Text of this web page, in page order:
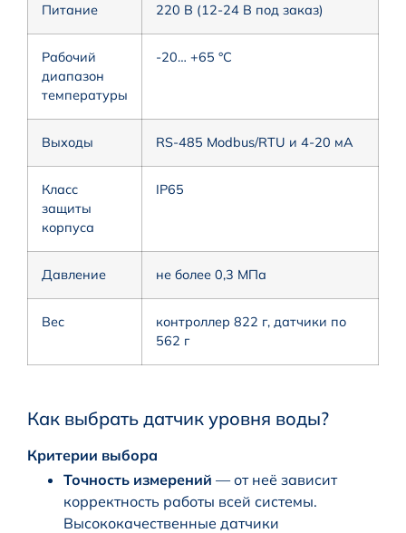
Питание 220 В (12-24 В под заказ)
Рабочий
диапазон
температуры
-20… +65 °С
Выходы RS-485 Modbus/RTU и 4-20 мA
Класс
защиты
корпуса
IP65
Давление не более 0,3 МПа
Вес
контроллер 822 г, датчики по
562 г
Как выбрать датчик уровня воды?
Критерии выбора
Точность измерений — от неё зависит
корректность работы всей системы.
Высококачественные датчики